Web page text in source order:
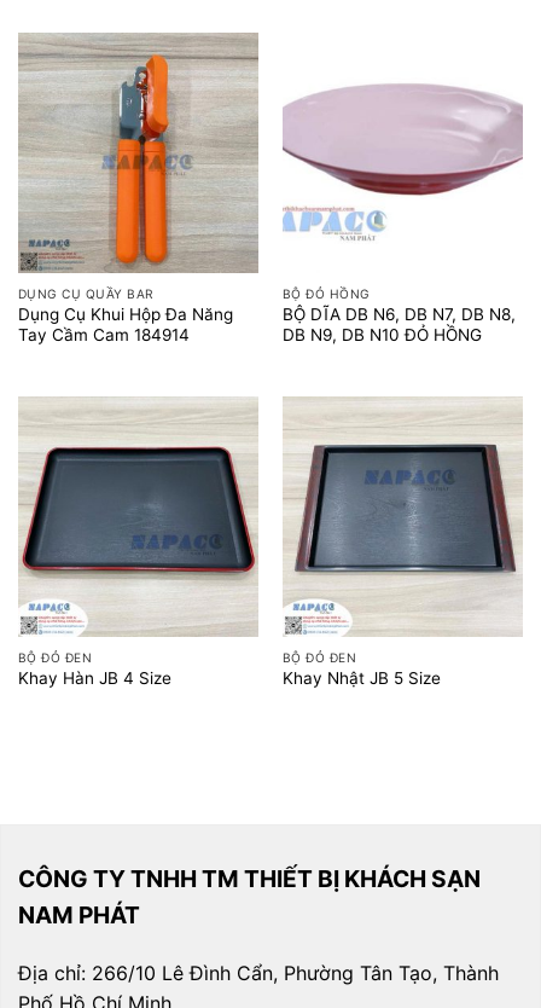
DỤNG CỤ QUẦY BAR
Dụng Cụ Khui Hộp Đa Năng
Tay Cầm Cam 184914
BỘ ĐỎ HỒNG
BỘ DĨA DB N6, DB N7, DB N8,
DB N9, DB N10 ĐỎ HỒNG
BỘ ĐỎ ĐEN
Khay Hàn JB 4 Size
BỘ ĐỎ ĐEN
Khay Nhật JB 5 Size
CÔNG TY TNHH TM THIẾT BỊ KHÁCH SẠN
NAM PHÁT
Địa chỉ: 266/10 Lê Đình Cẩn, Phường Tân Tạo, Thành
Phố Hồ Chí Minh